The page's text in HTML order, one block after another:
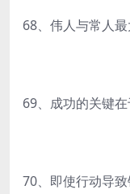
68、伟人与常人最
69、成功的关键在
70、即使行动导